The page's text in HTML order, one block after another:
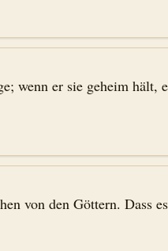
wenn er sie geheim hält,
von den Göttern. Dass